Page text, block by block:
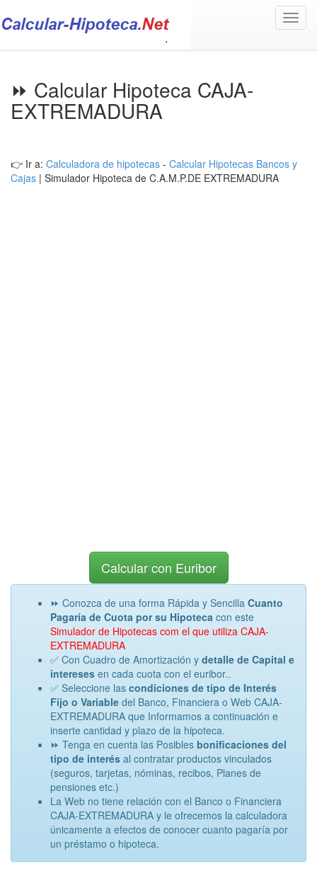
⏩ Calcular Hipoteca CAJA-
EXTREMADURA
👉 Ir a: Calculadora de hipotecas - Calcular Hipotecas Bancos y
Cajas | Simulador Hipoteca de C.A.M.P.DE EXTREMADURA
Calcular con Euribor
⏩ Conozca de una forma Rápida y Sencilla Cuanto
Pagaría de Cuota por su Hipoteca con este
Simulador de Hipotecas com el que utiliza CAJA-
EXTREMADURA
✅ Con Cuadro de Amortización y detalle de Capital e
intereses en cada cuota con el euribor..
✅ Seleccione las condiciones de tipo de Interés
Fijo o Variable del Banco, Financiera o Web CAJA-
EXTREMADURA que Informamos a continuación e
inserte cantidad y plazo de la hipoteca.
⏩ Tenga en cuenta las Posibles bonificaciones del
tipo de interés al contratar productos vinculados
(seguros, tarjetas, nóminas, recibos, Planes de
pensiones etc.)
La Web no tiene relación con el Banco o Financiera
CAJA-EXTREMADURA y le ofrecemos la calculadora
únicamente a efectos de conocer cuanto pagaría por
un préstamo o hipoteca.